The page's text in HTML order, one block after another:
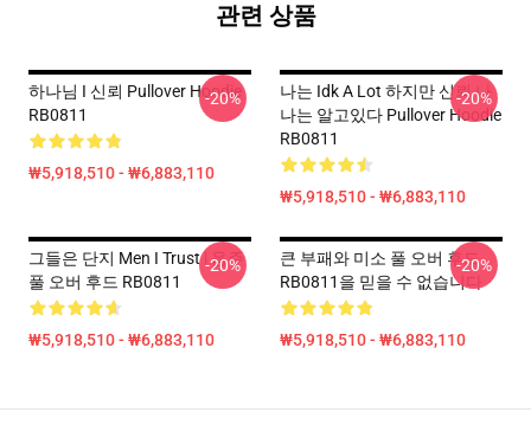
관련 상품
하나님 I 신뢰 Pullover Hoodie
RB0811
₩5,918,510 - ₩6,883,110
-20%
나는 Idk A Lot 하지만 신뢰 나
나는 알고있다 Pullover Hoodie
RB0811
₩5,918,510 - ₩6,883,110
-20%
그들은 단지 Men I Trust | 음주
풀 오버 후드 RB0811
₩5,918,510 - ₩6,883,110
-20%
큰 부패와 미소 풀 오버 후드
RB0811을 믿을 수 없습니다
₩5,918,510 - ₩6,883,110
-20%